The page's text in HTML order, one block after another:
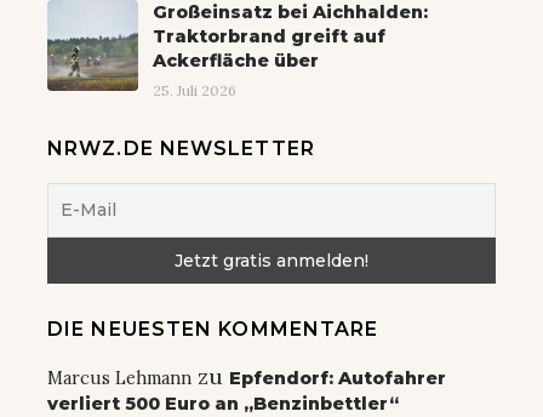
Großeinsatz bei Aichhalden:
Traktorbrand greift auf
Ackerfläche über
25. Juli 2026
NRWZ.DE NEWSLETTER
DIE NEUESTEN KOMMENTARE
Marcus Lehmann zu Epfendorf: Autofahrer
verliert 500 Euro an „Benzinbettler“